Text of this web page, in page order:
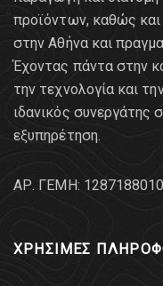
προϊόντων, καθώς και
στην Αθήνα και
Έχοντας πάντα στην
την τεχνολογία και
ιδανικός συνεργάτης
εξυπηρέτηση.
AΡ. ΓΕΜΗ:
ΧΡΗΣΙΜΕΣ